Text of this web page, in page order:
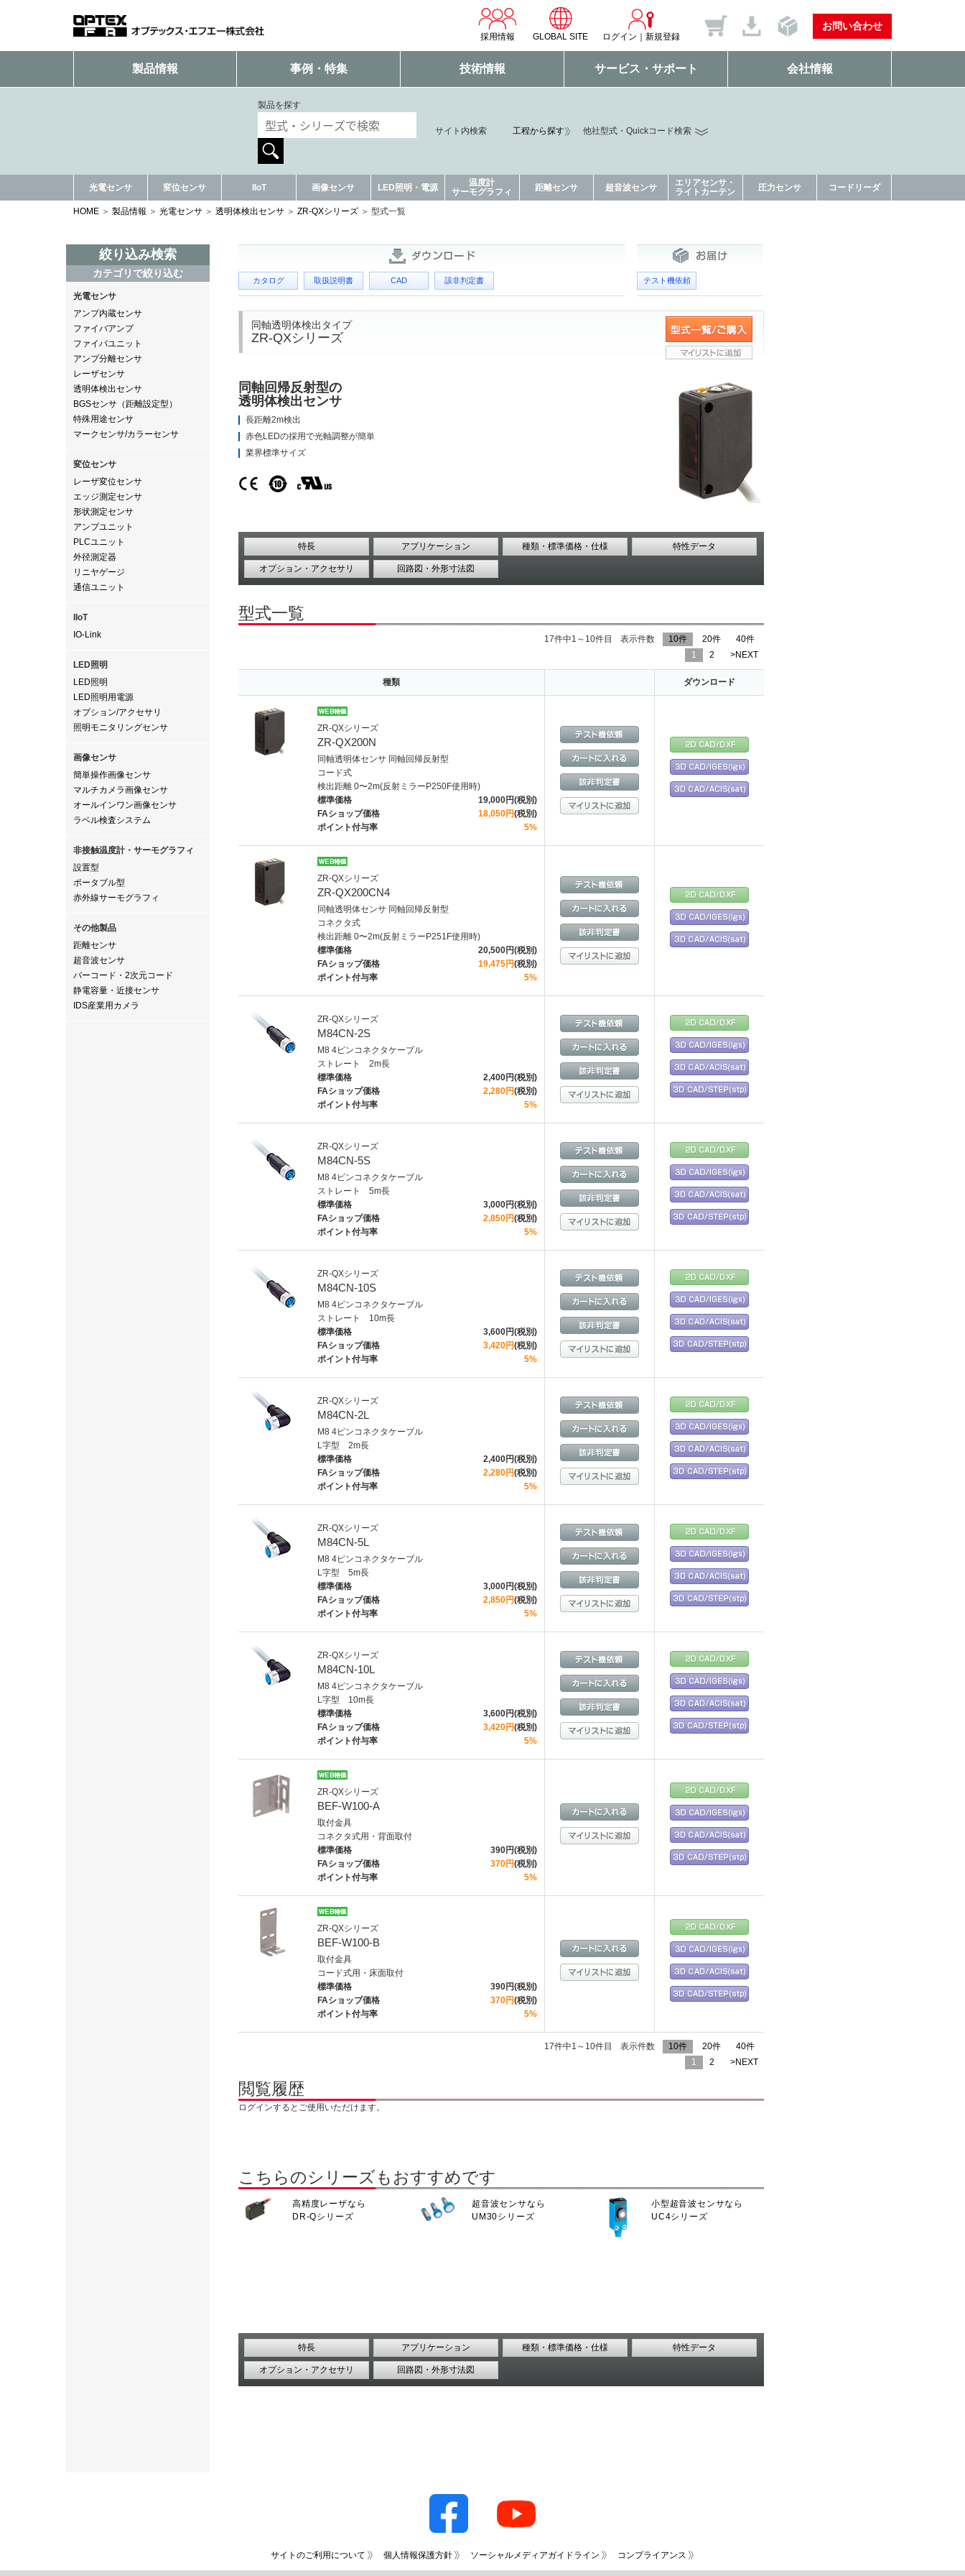
採用情報 GLOBAL SITE ログイン 新規登録
お問い合わせ
製品情報 事例・特集 技術情報 サービス・サポート 会社情報
製品を探す
サイト内検索 工程から探す 他社型式・Quickコード検索
光電センサ 変位センサ IIoT 画像センサ LED照明・電源
温度計
サーモグラフィ
距離センサ 超音波センサ
エリアセンサ・
ライトカーテン
圧力センサ コードリーダ
HOME 製品情報 光電センサ 透明体検出センサ ZR-QXシリーズ 型式一覧
絞り込み検索
カテゴリで絞り込む
光電センサ
アンプ内蔵センサ
ファイバアンプ
ファイバユニット
アンプ分離センサ
レーザセンサ
透明体検出センサ
BGSセンサ（距離設定型）
特殊用途センサ
マークセンサ/カラーセンサ
変位センサ
レーザ変位センサ
エッジ測定センサ
形状測定センサ
アンプユニット
PLCユニット
外径測定器
リニヤゲージ
通信ユニット
IIoT
IO-Link
LED照明
LED照明
LED照明用電源
オプション/アクセサリ
照明モニタリングセンサ
画像センサ
簡単操作画像センサ
マルチカメラ画像センサ
オールインワン画像センサ
ラベル検査システム
非接触温度計・サーモグラフィ
設置型
ポータブル型
赤外線サーモグラフィ
その他製品
距離センサ
超音波センサ
バーコード・2次元コード
静電容量・近接センサ
IDS産業用カメラ
カタログ 取扱説明書 CAD 該非判定書 テスト機依頼
同軸透明体検出タイプ
ZR-QXシリーズ
同軸回帰反射型の
透明体検出センサ
長距離2m検出
赤色LEDの採用で光軸調整が簡単
業界標準サイズ
特長 アプリケーション 種類・標準価格・仕様 特性データ
オプション・アクセサリ 回路図・外形寸法図
型式一覧
40件
20件
10件
表示件数
17件中1～10件目
>NEXT
2
1
種類 ダウンロード
ZR-QXシリーズ
ZR-QX200N
同軸透明体センサ 同軸回帰反射型
コード式
検出距離 0〜2m(反射ミラーP250F使用時)
標準価格
19,000円(税別)
FAショップ価格
18,050円(税別)
ポイント付与率
5%
ZR-QXシリーズ
ZR-QX200CN4
同軸透明体センサ 同軸回帰反射型
コネクタ式
検出距離 0〜2m(反射ミラーP251F使用時)
標準価格
20,500円(税別)
FAショップ価格
19,475円(税別)
ポイント付与率
5%
ZR-QXシリーズ
M84CN-2S
M8 4ピンコネクタケーブル
ストレート 2m長
標準価格
2,400円(税別)
FAショップ価格
2,280円(税別)
ポイント付与率
5%
ZR-QXシリーズ
M84CN-5S
M8 4ピンコネクタケーブル
ストレート 5m長
標準価格
3,000円(税別)
FAショップ価格
2,850円(税別)
ポイント付与率
5%
ZR-QXシリーズ
M84CN-10S
M8 4ピンコネクタケーブル
ストレート 10m長
標準価格
3,600円(税別)
FAショップ価格
3,420円(税別)
ポイント付与率
5%
ZR-QXシリーズ
M84CN-2L
M8 4ピンコネクタケーブル
L字型 2m長
標準価格
2,400円(税別)
FAショップ価格
2,280円(税別)
ポイント付与率
5%
ZR-QXシリーズ
M84CN-5L
M8 4ピンコネクタケーブル
L字型 5m長
標準価格
3,000円(税別)
FAショップ価格
2,850円(税別)
ポイント付与率
5%
ZR-QXシリーズ
M84CN-10L
M8 4ピンコネクタケーブル
L字型 10m長
標準価格
3,600円(税別)
FAショップ価格
3,420円(税別)
ポイント付与率
5%
ZR-QXシリーズ
BEF-W100-A
取付金具
コネクタ式用・背面取付
標準価格
390円(税別)
FAショップ価格
370円(税別)
ポイント付与率
5%
ZR-QXシリーズ
BEF-W100-B
取付金具
コード式用・床面取付
標準価格
390円(税別)
FAショップ価格
370円(税別)
ポイント付与率
5%
40件
20件
10件
表示件数
17件中1～10件目
>NEXT
2
1
閲覧履歴
ログインするとご使用いただけます。
こちらのシリーズもおすすめです
高精度レーザなら
DR-Qシリーズ
超音波センサなら
UM30シリーズ
小型超音波センサなら
UC4シリーズ
特長 アプリケーション 種類・標準価格・仕様 特性データ
オプション・アクセサリ 回路図・外形寸法図
サイトのご利用について 個人情報保護方針 ソーシャルメディアガイドライン コンプライアンス